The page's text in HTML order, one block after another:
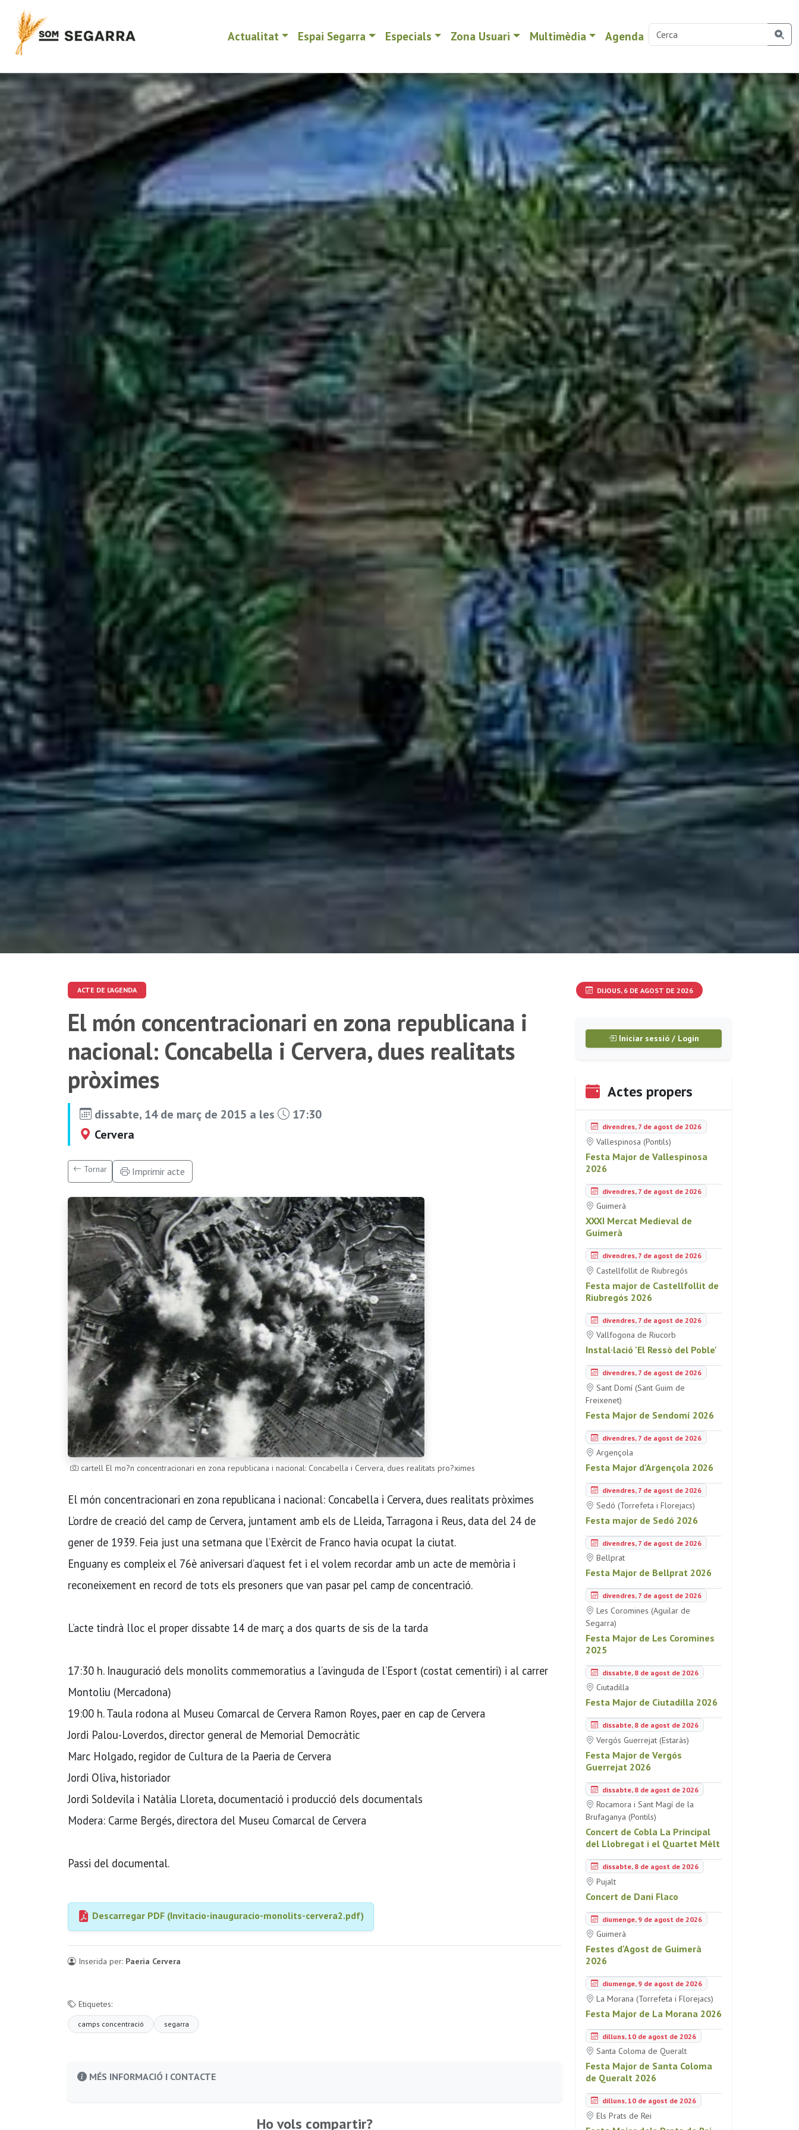
Actualitat Espai Segarra Especials Zona Usuari Multimèdia Agenda
ACTE DE L'AGENDA
El món concentracionari en zona republicana i
nacional: Concabella i Cervera, dues realitats
pròximes
dissabte, 14 de març de 2015 a les
17:30
Cervera
Tornar Imprimir acte
cartell El mo?n concentracionari en zona republicana i nacional: Concabella i Cervera, dues realitats pro?ximes
El món concentracionari en zona republicana i nacional: Concabella i Cervera, dues realitats pròximes
L’ordre de creació del camp de Cervera, juntament amb els de Lleida, Tarragona i Reus, data del 24 de
gener de 1939. Feia just una setmana que l’Exèrcit de Franco havia ocupat la ciutat.
Enguany es compleix el 76è aniversari d’aquest fet i el volem recordar amb un acte de memòria i
reconeixement en record de tots els presoners que van pasar pel camp de concentració.
L’acte tindrà lloc el proper dissabte 14 de març a dos quarts de sis de la tarda
17:30 h. Inauguració dels monolits commemoratius a l’avinguda de l’Esport (costat cementiri) i al carrer
Montoliu (Mercadona)
19:00 h. Taula rodona al Museu Comarcal de Cervera Ramon Royes, paer en cap de Cervera
Jordi Palou-Loverdos, director general de Memorial Democràtic
Marc Holgado, regidor de Cultura de la Paeria de Cervera
Jordi Oliva, historiador
Jordi Soldevila i Natàlia Lloreta, documentació i producció dels documentals
Modera: Carme Bergés, directora del Museu Comarcal de Cervera
Passi del documental.
Descarregar PDF (Invitacio-inauguracio-monolits-cervera2.pdf)
Inserida per: Paeria Cervera
Etiquetes:
camps concentració segarra
MÉS INFORMACIÓ I CONTACTE
Ho vols compartir?
DIJOUS, 6 DE AGOST DE 2026
Iniciar sessió / Login
Actes propers
divendres, 7 de agost de 2026
Vallespinosa (Pontils)
Festa Major de Vallespinosa
2026
divendres, 7 de agost de 2026
Guimerà
XXXI Mercat Medieval de
Guimerà
divendres, 7 de agost de 2026
Castellfollit de Riubregós
Festa major de Castellfollit de
Riubregós 2026
divendres, 7 de agost de 2026
Vallfogona de Riucorb
Instal·lació 'El Ressò del Poble'
divendres, 7 de agost de 2026
Sant Domí (Sant Guim de
Freixenet)
Festa Major de Sendomí 2026
divendres, 7 de agost de 2026
Argençola
Festa Major d'Argençola 2026
divendres, 7 de agost de 2026
Sedó (Torrefeta i Florejacs)
Festa major de Sedó 2026
divendres, 7 de agost de 2026
Bellprat
Festa Major de Bellprat 2026
divendres, 7 de agost de 2026
Les Coromines (Aguilar de
Segarra)
Festa Major de Les Coromines
2025
dissabte, 8 de agost de 2026
Ciutadilla
Festa Major de Ciutadilla 2026
dissabte, 8 de agost de 2026
Vergós Guerrejat (Estaràs)
Festa Major de Vergós
Guerrejat 2026
dissabte, 8 de agost de 2026
Rocamora i Sant Magí de la
Brufaganya (Pontils)
Concert de Cobla La Principal
del Llobregat i el Quartet Mèlt
dissabte, 8 de agost de 2026
Pujalt
Concert de Dani Flaco
diumenge, 9 de agost de 2026
Guimerà
Festes d'Agost de Guimerà
2026
diumenge, 9 de agost de 2026
La Morana (Torrefeta i Florejacs)
Festa Major de La Morana 2026
dilluns, 10 de agost de 2026
Santa Coloma de Queralt
Festa Major de Santa Coloma
de Queralt 2026
dilluns, 10 de agost de 2026
Els Prats de Rei